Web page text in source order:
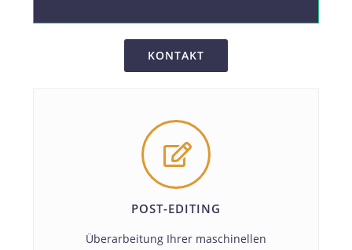
KONTAKT
POST-EDITING
Überarbeitung Ihrer maschinellen